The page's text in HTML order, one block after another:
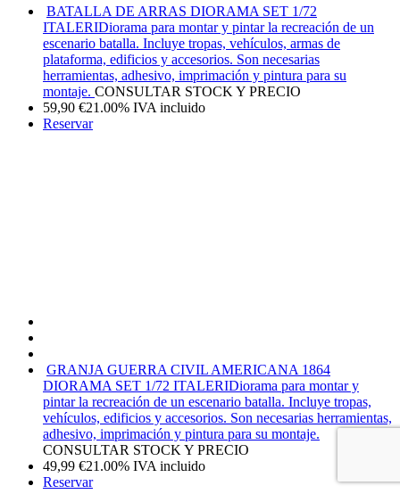
BATALLA DE ARRAS DIORAMA SET 1/72
ITALERIDiorama para montar y pintar la recreación de un
escenario batalla. Incluye tropas, vehículos, armas de
plataforma, edificios y accesorios. Son necesarias
herramientas, adhesivo, imprimación y pintura para su
montaje. CONSULTAR STOCK Y PRECIO
59,90 €21.00% IVA incluido
Reservar
GRANJA GUERRA CIVIL AMERICANA 1864
DIORAMA SET 1/72 ITALERIDiorama para montar y
pintar la recreación de un escenario batalla. Incluye tropas,
vehículos, edificios y accesorios. Son necesarias herramientas,
adhesivo, imprimación y pintura para su montaje.
CONSULTAR STOCK Y PRECIO
49,99 €21.00% IVA incluido
Reservar